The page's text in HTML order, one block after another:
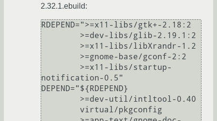
2.32.1.ebuild:
RDEPEND=">=x11-libs/gtk+-2.18:2
notification-0.5"
DEPEND="${RDEPEND}